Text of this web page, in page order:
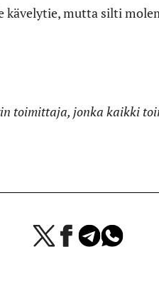
kävelytie, mutta silti
toimittaja, jonka kaikki
Jaa
Jaa Jaa Jaa